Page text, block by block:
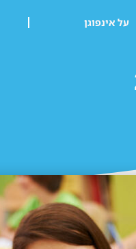
על אינפוגן